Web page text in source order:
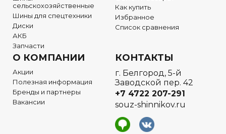
сельскохозяйственные
Шины для спецтехники
Диски
АКБ
Запчасти
Как купить
Избранное
Список сравнения
О КОМПАНИИ
Акции
Полезная информация
Бренды и партнеры
Вакансии
КОНТАКТЫ
г. Белгород, 5-й
Заводской пер. 42
+7 4722 207-291
souz-shinnikov.ru